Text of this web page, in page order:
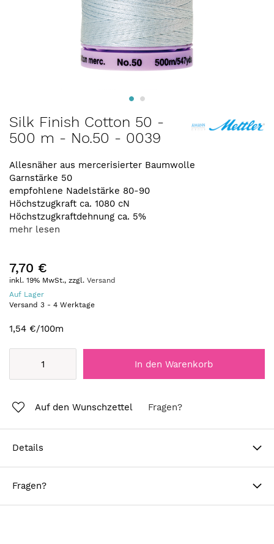
Zum
Anfang
der
springen
Silk Finish Cotton 50 -
500 m - No.50 - 0039
Allesnäher aus mercerisierter Baumwolle
Garnstärke 50
empfohlene Nadelstärke 80-90
Höchstzugkraft ca. 1080 cN
Höchstzugkraftdehnung ca. 5%
mehr lesen
7,70 €
inkl. 19% MwSt., zzgl. Versand
Auf Lager
Versand 3 - 4 Werktage
1,54 €/100m
In den Warenkorb
Auf den Wunschzettel Fragen?
Details
Fragen?